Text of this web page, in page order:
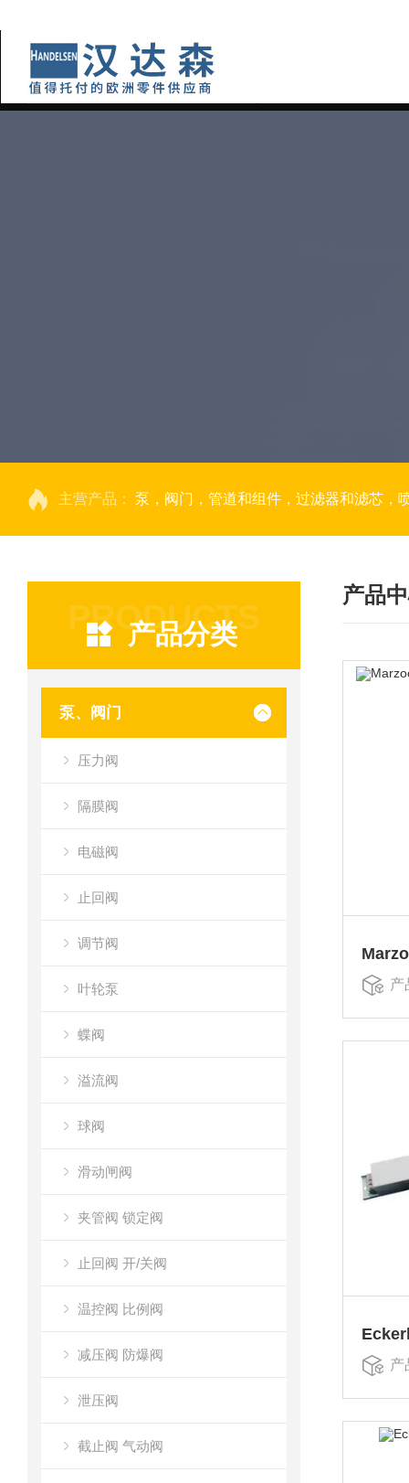
主营产品： 泵，阀门，管道和组件，过滤器和滤芯，
PRODUCTS
产品分类
泵、阀门
压力阀
隔膜阀
电磁阀
止回阀
调节阀
叶轮泵
蝶阀
溢流阀
球阀
滑动闸阀
夹管阀 锁定阀
止回阀 开/关阀
温控阀 比例阀
减压阀 防爆阀
泄压阀
截止阀 气动阀
产品
产
产